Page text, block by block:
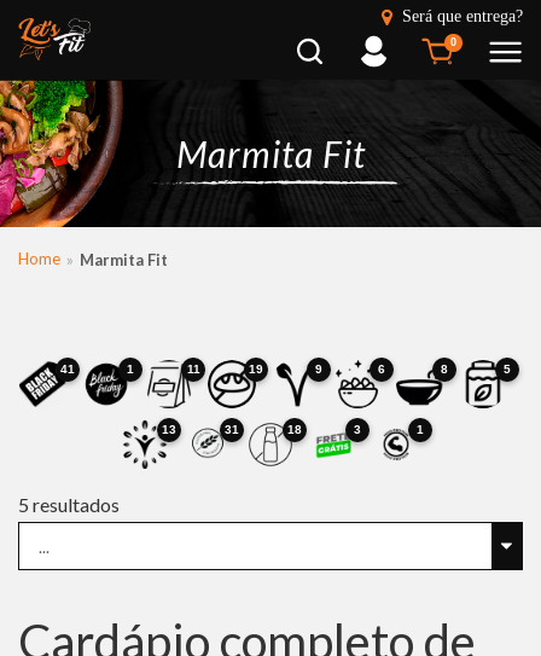
Será que entrega?
Busca Entrar 0
Marmita Fit
Home Marmita Fit
41 1 11 19 9 6 8 5
13 31 18 3 1
5 resultados
Cardápio completo de